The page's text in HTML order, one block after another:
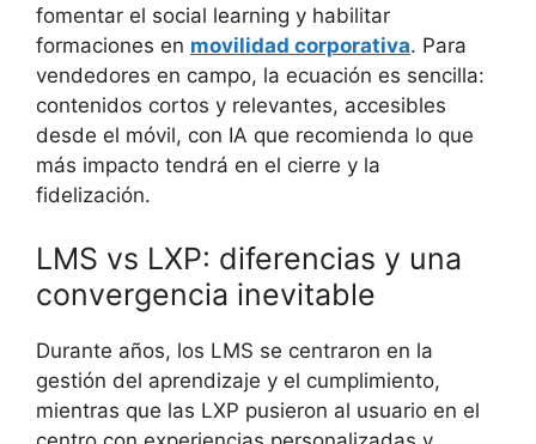
fomentar el social learning y habilitar
formaciones en movilidad corporativa. Para
vendedores en campo, la ecuación es sencilla:
contenidos cortos y relevantes, accesibles
desde el móvil, con IA que recomienda lo que
más impacto tendrá en el cierre y la
fidelización.
LMS vs LXP: diferencias y una
convergencia inevitable
Durante años, los LMS se centraron en la
gestión del aprendizaje y el cumplimiento,
mientras que las LXP pusieron al usuario en el